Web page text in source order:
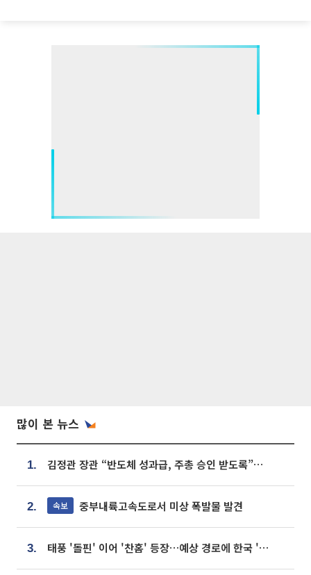
많이 본 뉴스
1. 김정관 장관 “반도체 성과급, 주총 승인 받도록”…상법·자본시장법 개정 시사
2. 속보 중부내륙고속도로서 미상 폭발물 발견
3. 태풍 '돌핀' 이어 '찬홈' 등장…예상 경로에 한국 '한숨'